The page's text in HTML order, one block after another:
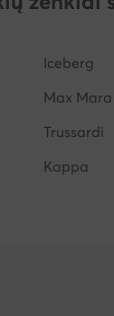
Wellington
Iceberg
Max Mara
Trussardi
Kappa